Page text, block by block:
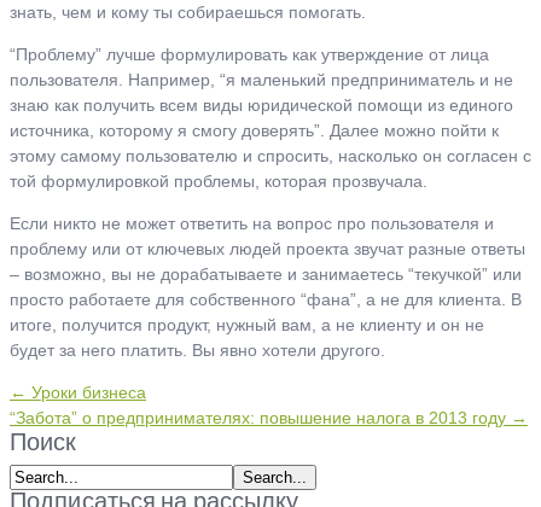
знать, чем и кому ты собираешься помогать.
“Проблему” лучше формулировать как утверждение от лица
пользователя. Например, “я маленький предприниматель и не
знаю как получить всем виды юридической помощи из единого
источника, которому я смогу доверять”. Далее можно пойти к
этому самому пользователю и спросить, насколько он согласен с
той формулировкой проблемы, которая прозвучала.
Если никто не может ответить на вопрос про пользователя и
проблему или от ключевых людей проекта звучат разные ответы
– возможно, вы не дорабатываете и занимаетесь “текучкой” или
просто работаете для собственного “фана”, а не для клиента. В
итоге, получится продукт, нужный вам, а не клиенту и он не
будет за него платить. Вы явно хотели другого.
← Уроки бизнеса
“Забота” о предпринимателях: повышение налога в 2013 году →
Поиск
Подписаться на рассылку